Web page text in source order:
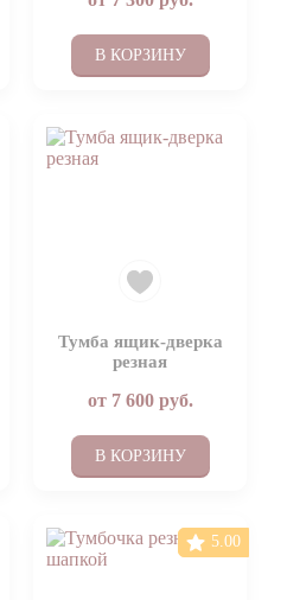
В КОРЗИНУ
Тумба ящик-дверка
резная
от 7 600руб.
В КОРЗИНУ
5.00